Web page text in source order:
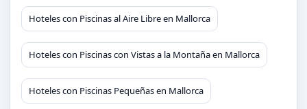
Hoteles con Piscinas al Aire Libre en Mallorca
Hoteles con Piscinas con Vistas a la Montaña en Mallorca
Hoteles con Piscinas Pequeñas en Mallorca